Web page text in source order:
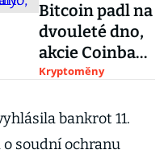
Bitcoin padl na
dvouleté dno,
akcie Coinbase
implodovaly.
tuzemští
kryptomatado
Kryptoměny
bankrot 11.
soudní ochranu